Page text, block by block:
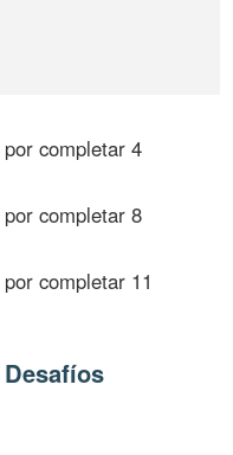
por completar 4
por completar 8
por completar 11